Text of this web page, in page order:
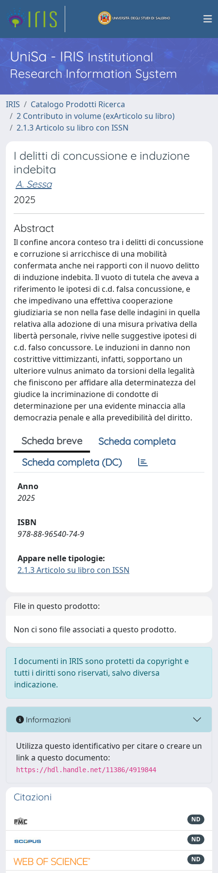
UniSa - IRISInstitutional
Research Information System
IRIS
Catalogo Prodotti Ricerca
2 Contributo in volume (exArticolo su libro)
2.1.3 Articolo su libro con ISSN
I delitti di concussione e induzione
indebita
A. Sessa
2025
Abstract
Il confine ancora conteso tra i delitti di concussione
e corruzione si arricchisce di una mobilità
confermata anche nei rapporti con il nuovo delitto
di induzione indebita. Il vuoto di tutela che aveva a
riferimento le ipotesi di c.d. falsa concussione, e
che impedivano una effettiva cooperazione
giudiziaria se non nella fase delle indagini in quella
relativa alla adozione di una misura privativa della
libertà personale, rivive nelle suggestive ipotesi di
c.d. falso concussore. Le induzioni in danno non
costrittive vittimizzanti, infatti, sopportano un
ulteriore vulnus animato da torsioni della legalità
che finiscono per affidare alla determinatezza del
giudice la incriminazione di condotte di
determinazione per una evidente minaccia alla
democrazia penale e alla prevedibilità del diritto.
Scheda breve
Scheda completa
Scheda completa (DC)
Anno
2025
ISBN
978-88-96540-74-9
Appare nelle tipologie:
2.1.3 Articolo su libro con ISSN
File in questo prodotto:
Non ci sono file associati a questo prodotto.
I documenti in IRIS sono protetti da copyright e
tutti i diritti sono riservati, salvo diversa
indicazione.
Informazioni
Utilizza questo identificativo per citare o creare un
link a questo documento:
https://hdl.handle.net/11386/4919844
Citazioni
ND
ND
ND